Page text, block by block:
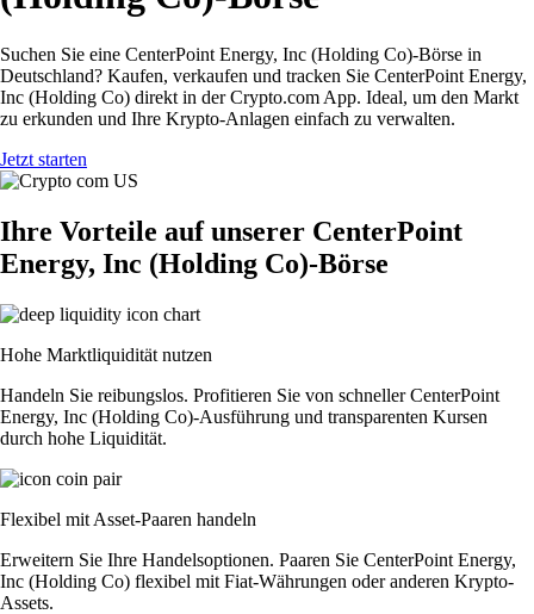
Suchen Sie eine CenterPoint Energy, Inc (Holding Co)-Börse in
Deutschland? Kaufen, verkaufen und tracken Sie CenterPoint Energy,
Inc (Holding Co) direkt in der Crypto.com App. Ideal, um den Markt
zu erkunden und Ihre Krypto-Anlagen einfach zu verwalten.
Jetzt starten
Ihre Vorteile auf unserer CenterPoint
Energy, Inc (Holding Co)-Börse
Hohe Marktliquidität nutzen
Handeln Sie reibungslos. Profitieren Sie von schneller CenterPoint
Energy, Inc (Holding Co)-Ausführung und transparenten Kursen
durch hohe Liquidität.
Flexibel mit Asset-Paaren handeln
Erweitern Sie Ihre Handelsoptionen. Paaren Sie CenterPoint Energy,
Inc (Holding Co) flexibel mit Fiat-Währungen oder anderen Krypto-
Assets.